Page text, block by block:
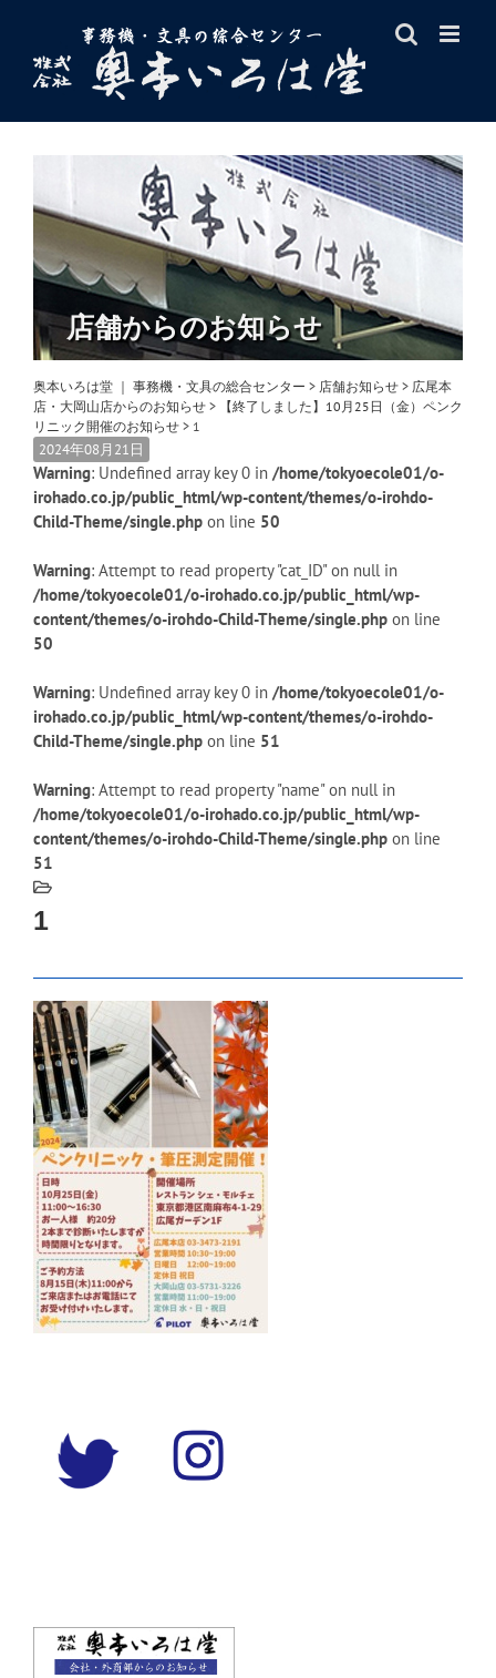
content
店舗からのお知らせ
奥本いろは堂 ｜ 事務機・文具の総合センター > 店舗お知らせ > 広尾本
店・大岡山店からのお知らせ >
【終了しました】10月25日（金）ペンク
リニック開催のお知らせ > 1
2024年08月21日
Warning: Undefined array key 0 in /home/tokyoecole01/o-
irohado.co.jp/public_html/wp-content/themes/o-irohdo-
Child-Theme/single.php on line 50
Warning: Attempt to read property "cat_ID" on null in
/home/tokyoecole01/o-irohado.co.jp/public_html/wp-
content/themes/o-irohdo-Child-Theme/single.php on line
50
Warning: Undefined array key 0 in /home/tokyoecole01/o-
irohado.co.jp/public_html/wp-content/themes/o-irohdo-
Child-Theme/single.php on line 51
Warning: Attempt to read property "name" on null in
/home/tokyoecole01/o-irohado.co.jp/public_html/wp-
content/themes/o-irohdo-Child-Theme/single.php on line
51
1